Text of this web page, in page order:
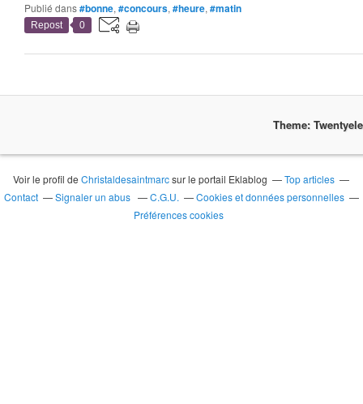
Publié dans#bonne, #concours, #heure, #matin
Repost 0
Theme:
Voir le profil deChristaldesaintmarcsur le portail Eklablog
Top articles
Contact
Signaler un abus C.G.U.
Cookies et données personnelles
Préférences cookies